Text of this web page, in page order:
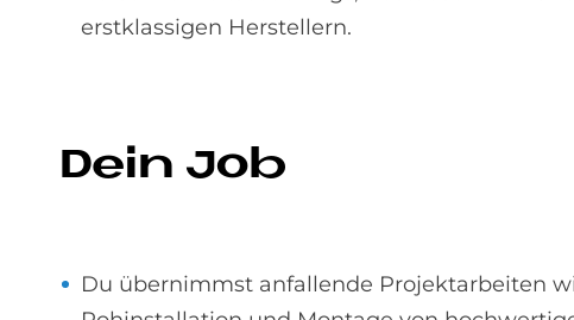
erstklassigen Herstellern.
Dein Job
Du übernimmst anfallende Projektarbeiten